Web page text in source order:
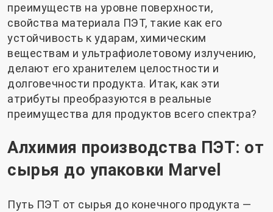
преимуществ на уровне поверхности,
свойства материала ПЭТ, такие как его
устойчивость к ударам, химическим
веществам и ультрафиолетовому излучению,
делают его хранителем целостности и
долговечности продукта. Итак, как эти
атрибуты преобразуются в реальные
преимущества для продуктов всего спектра?
Алхимия производства ПЭТ: от
сырья до упаковки Marvel
Путь ПЭТ от сырья до конечного продукта —